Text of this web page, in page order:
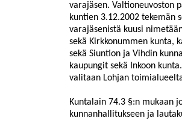
varajäsen. Valtioneuvoston
kuntien 3.12.2002 tekemän
varajäsenistä kuusi
sekä Kirkkonummen kunta,
sekä Siuntion ja Vihdin
kaupungit sekä Inkoon
valitaan Lohjan
Kuntalain 74.3 §:n mukaan
kunnanhallitukseen ja